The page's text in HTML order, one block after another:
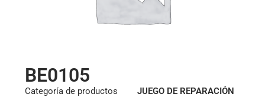
BE0105
Categoría de productos
JUEGO DE REPARACIÓN